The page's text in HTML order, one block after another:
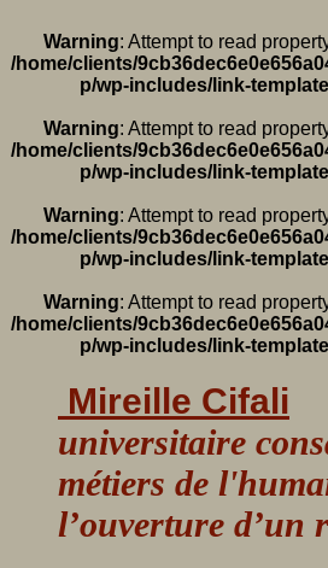
Warning: Attempt to read
/home/clients/
p/wp-includes/link-
Warning: Attempt to read
/home/clients/
p/wp-includes/link-
Warning: Attempt to read
/home/clients/
p/wp-includes/link-
Warning: Attempt to read
/home/clients/
p/wp-includes/link-
Mireille Cifali
universitaire
métiers de
l’ouverture d’un